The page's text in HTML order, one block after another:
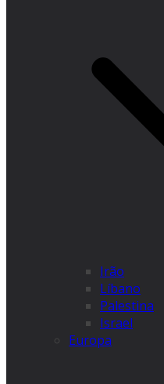
Irão
Líbano
Palestina
Israel
Europa